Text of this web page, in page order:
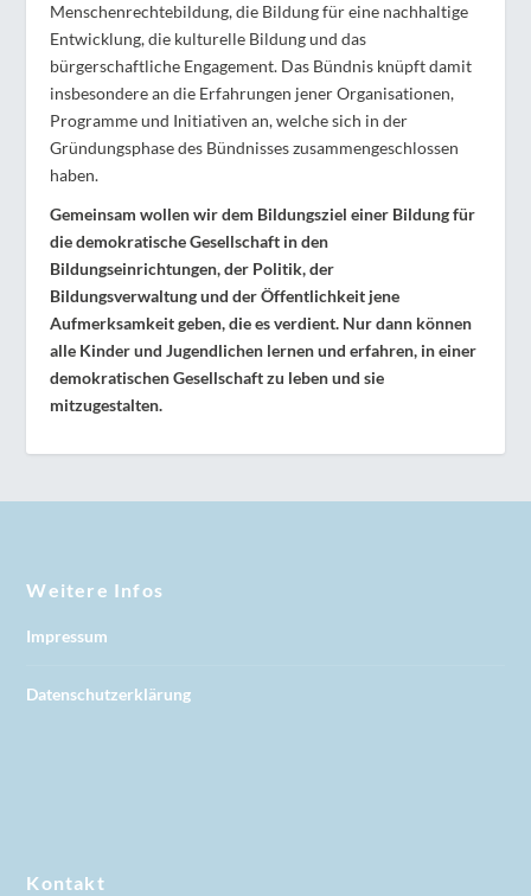
Menschenrechtebildung, die Bildung für eine nachhaltige
Entwicklung, die kulturelle Bildung und das
bürgerschaftliche Engagement. Das Bündnis knüpft damit
insbesondere an die Erfahrungen jener Organisationen,
Programme und Initiativen an, welche sich in der
Gründungsphase des Bündnisses zusammengeschlossen
haben.
Gemeinsam wollen wir dem Bildungsziel einer Bildung für
die demokratische Gesellschaft in den
Bildungseinrichtungen, der Politik, der
Bildungsverwaltung und der Öffentlichkeit jene
Aufmerksamkeit geben, die es verdient. Nur dann können
alle Kinder und Jugendlichen lernen und erfahren, in einer
demokratischen Gesellschaft zu leben und sie
mitzugestalten.
Weitere Infos
Impressum
Datenschutzerklärung
Kontakt